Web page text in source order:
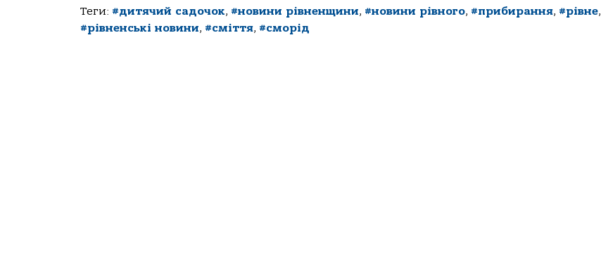
Теги: #дитячий садочок, #новини рівненщини, #новини рівного, #прибирання, #рівне,
#рівненські новини, #сміття, #сморід